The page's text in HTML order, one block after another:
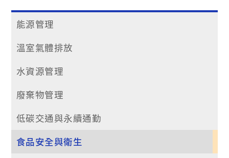
能源管理
溫室氣體排放
水資源管理
廢棄物管理
低碳交通與永續通勤
食品安全與衛生